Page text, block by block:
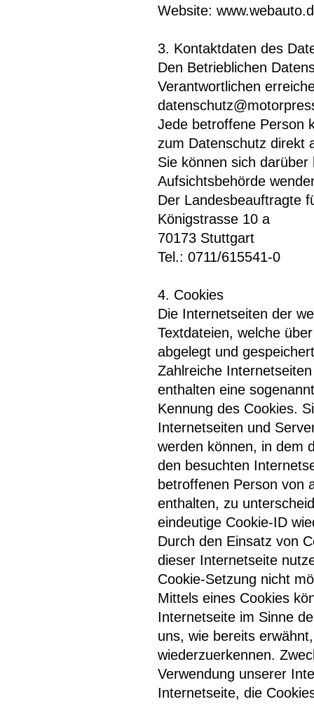
Website:
3. Kontaktdaten des
Den Betrieblichen
Verantwortlichen
Jede betroffene Person
zum Datenschutz direkt
Sie können sich
Aufsichtsbehörde
Der Landesbeauftragte
Königstrasse 10 a
70173 Stuttgart
Tel.: 0711/615541-0
4. Cookies
Die Internetseiten der
Textdateien, welche
abgelegt und
Zahlreiche
enthalten eine
Kennung des Cookies.
Internetseiten und
werden können, in dem
den besuchten
betroffenen Person von
enthalten, zu
eindeutige Cookie-ID
Durch den Einsatz von
dieser Internetseite
Cookie-Setzung nicht
Mittels eines Cookies
Internetseite im Sinne
uns, wie bereits
wiederzuerkennen.
Verwendung unserer
Internetseite, die